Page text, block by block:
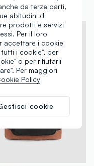
-50%€ 19,00
da terze parti,
abitudini di
prodotti e servizi
Per il loro
accettare i cookie
i cookie", per
o per rifiutarli
Per maggiori
Policy
cookie